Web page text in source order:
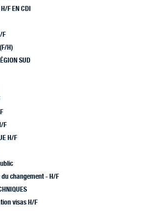
F EN CDI
F
H)
SUD
F
H/F
changement - H/F
visas H/F